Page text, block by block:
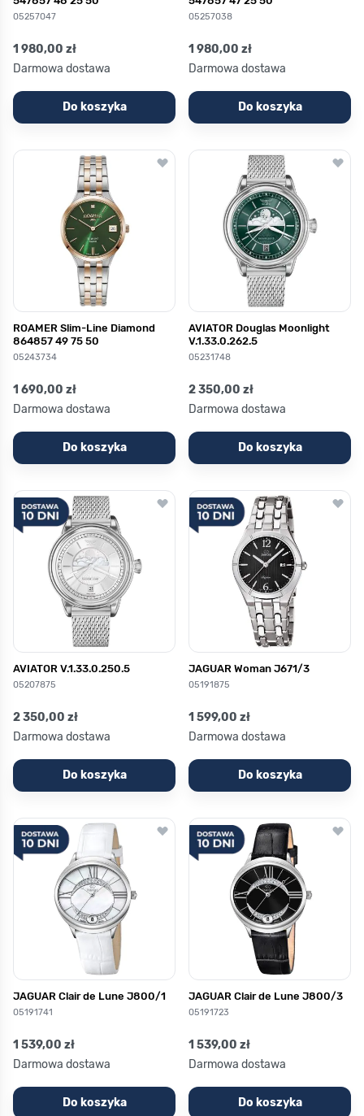
05257047
1 980,00 zł
Darmowa dostawa
Do koszyka
05257038
1 980,00 zł
Darmowa dostawa
Do koszyka
ROAMER Slim-Line Diamond
864857 49 75 50
05243734
1 690,00 zł
Darmowa dostawa
Do koszyka
AVIATOR Douglas Moonlight
V.1.33.0.262.5
05231748
2 350,00 zł
Darmowa dostawa
Do koszyka
AVIATOR V.1.33.0.250.5
05207875
2 350,00 zł
Darmowa dostawa
Do koszyka
JAGUAR Woman J671/3
05191875
1 599,00 zł
Darmowa dostawa
Do koszyka
JAGUAR Clair de Lune J800/1
05191741
1 539,00 zł
Darmowa dostawa
Do koszyka
JAGUAR Clair de Lune J800/3
05191723
1 539,00 zł
Darmowa dostawa
Do koszyka